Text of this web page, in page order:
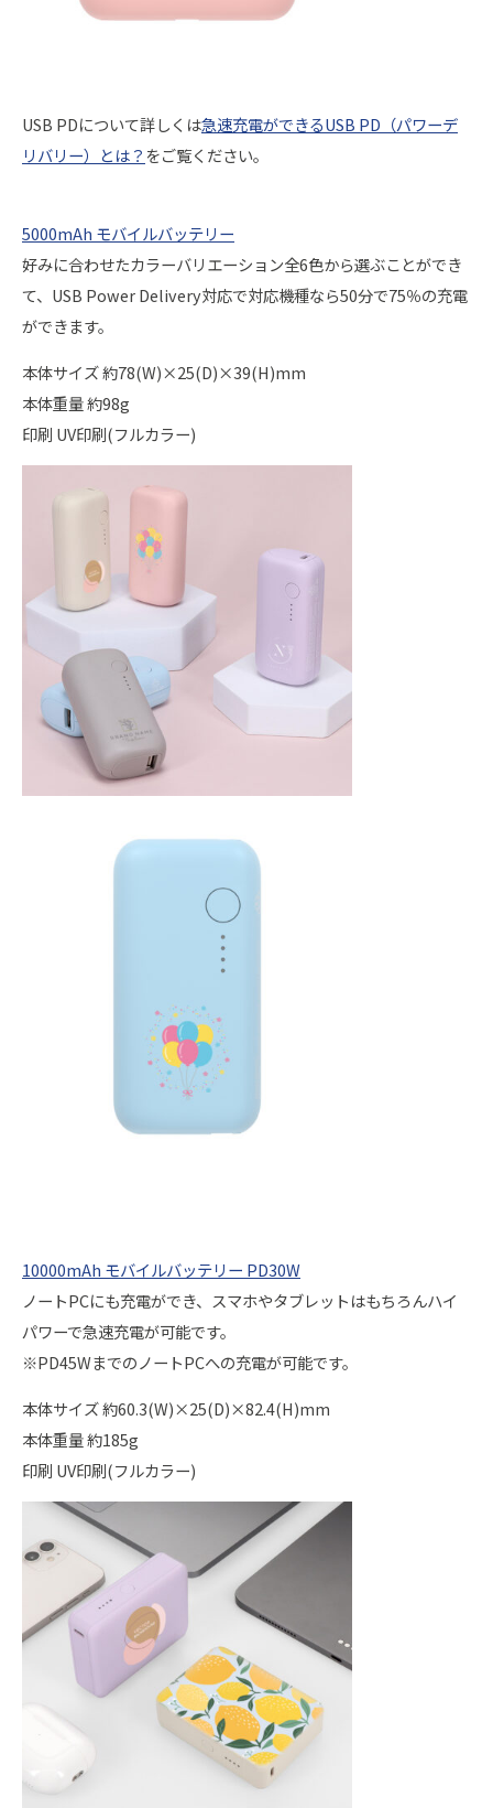
USB PDについて詳しくは急速充電ができるUSB PD（パワーデ
リバリー）とは？ をご覧ください。
5000mAh モバイルバッテリー
好みに合わせたカラーバリエーション全6色から選ぶことができ
て、USB Power Delivery対応で対応機種なら50分で75％の充電
ができます。
本体サイズ 約78(W)×25(D)×39(H)mm
本体重量 約98g
印刷 UV印刷(フルカラー)
10000mAh モバイルバッテリー PD30W
ノートPCにも充電ができ、スマホやタブレットはもちろんハイ
パワーで急速充電が可能です。
※PD45WまでのノートPCへの充電が可能です。
本体サイズ 約60.3(W)×25(D)×82.4(H)mm
本体重量 約185g
印刷 UV印刷(フルカラー)